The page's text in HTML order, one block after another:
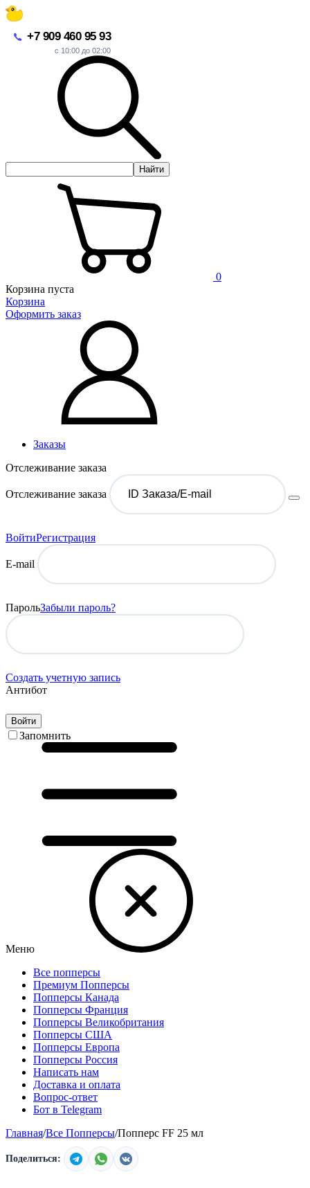
+7 909 460 95 93
с 10:00 до 02:00
Найти
0
Корзина пуста
Корзина
Оформить заказ
Заказы
Отслеживание заказа
Отслеживание заказа
ВойтиРегистрация
E-mail
ПарольЗабыли пароль?
Создать учетную запись
Антибот
Войти
Запомнить
Меню
Все попперсы
Премиум Попперсы
Попперсы Канада
Попперсы Франция
Попперсы Великобритания
Попперсы США
Попперсы Европа
Попперсы Россия
Написать нам
Доставка и оплата
Вопрос-ответ
Бот в Telegram
Главная/Все Попперсы/Попперс FF 25 мл
Поделиться: